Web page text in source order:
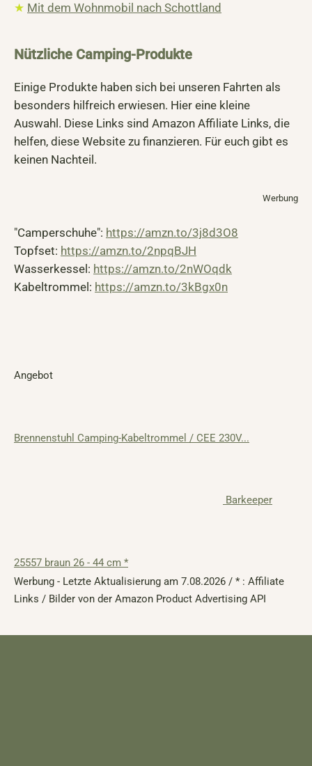
★ Mit dem Wohnmobil nach Schottland
Nützliche Camping-Produkte
Einige Produkte haben sich bei unseren Fahrten als
besonders hilfreich erwiesen. Hier eine kleine
Auswahl. Diese Links sind Amazon Affiliate Links, die
helfen, diese Website zu finanzieren. Für euch gibt es
keinen Nachteil.
Werbung
"Camperschuhe": https://amzn.to/3j8d3O8
Topfset: https://amzn.to/2npqBJH
Wasserkessel: https://amzn.to/2nWOqdk
Kabeltrommel: https://amzn.to/3kBgx0n
Angebot
Brennenstuhl Camping-Kabeltrommel / CEE 230V...
Barkeeper
25557 braun 26 - 44 cm *
Werbung - Letzte Aktualisierung am 7.08.2026 / * : Affiliate
Links / Bilder von der Amazon Product Advertising API